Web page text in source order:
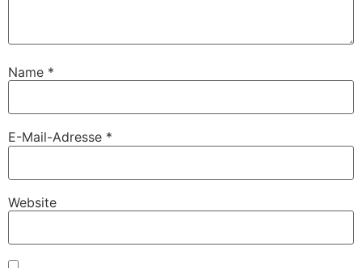
Name *
E-Mail-Adresse *
Website